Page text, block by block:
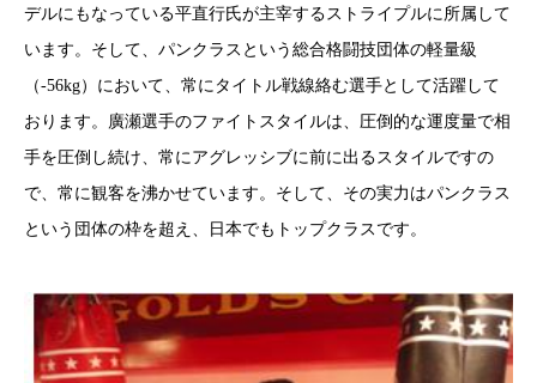
デルにもなっている平直行氏が主宰するストライプルに所属して
います。そして、パンクラスという総合格闘技団体の軽量級
（-56kg）において、常にタイトル戦線絡む選手として活躍して
おります。廣瀬選手のファイトスタイルは、圧倒的な運度量で相
手を圧倒し続け、常にアグレッシブに前に出るスタイルですの
で、常に観客を沸かせています。そして、その実力はパンクラス
という団体の枠を超え、日本でもトップクラスです。